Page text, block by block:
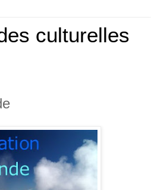
culturelles